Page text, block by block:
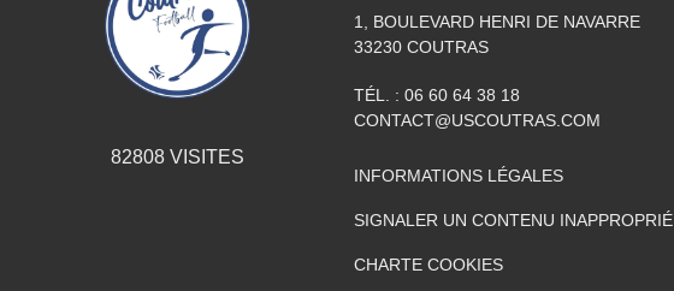
82808VISITES
1, BOULEVARD HENRI DE NAVARRE
33230 COUTRAS
TÉL. : 06 60 64 38 18
CONTACT@USCOUTRAS.COM
INFORMATIONS LÉGALES
SIGNALER UN CONTENU INAPPROPRIÉ
CHARTE COOKIES